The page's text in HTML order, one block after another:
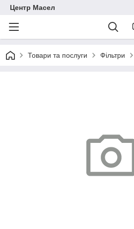
Центр Масел
Товари та послуги Фільтри